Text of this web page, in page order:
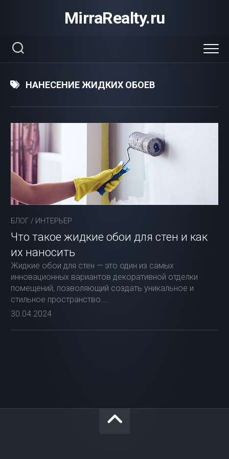
MirraRealty.ru
НАНЕСЕНИЕ ЖИДКИХ ОБОЕВ
БЛОГ / ИНТЕРЬЕР
Что такое жидкие обои для стен и как
их наносить
Жидкие обои для стен — это один из самых
инновационных вариантов декоративной отделки
помещений, позволяющий создать уникальное и
стильное пространство....
30.04.2024